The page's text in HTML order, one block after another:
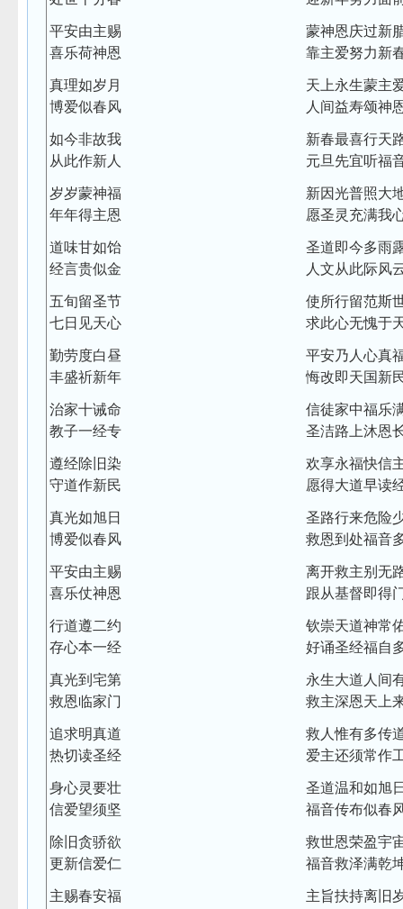
平安由主赐
喜乐荷神恩
真理如岁月
博爱似春风
如今非故我
从此作新人
岁岁蒙神福
年年得主恩
道味甘如饴
经言贵似金
五旬留圣节
七日见天心
勤劳度白昼
丰盛祈新年
治家十诫命
教子一经专
遵经除旧染
守道作新民
真光如旭日
博爱似春风
平安由主赐
喜乐仗神恩
行道遵二约
存心本一经
真光到宅第
救恩临家门
追求明真道
热切读圣经
身心灵要壮
信爱望须坚
除旧贪骄欲
更新信爱仁
主赐春安福
蒙神恩庆过新
靠主爱努力新
天上永生蒙主
人间益寿颂神
新春最喜行天
元旦先宜听福
新因光普照大
愿圣灵充满我
圣道即今多雨
人文从此际风
使所行留范斯
求此心无愧于
平安乃人心真
悔改即天国新
信徒家中福乐
圣洁路上沐恩
欢享永福快信
愿得大道早读
圣路行来危险
救恩到处福音
离开救主别无
跟从基督即得
钦崇天道神常
好诵圣经福自
永生大道人间
救主深恩天上
救人惟有多传
爱主还须常作
圣道温和如旭
福音传布似春
救世恩荣盈宇
福音救泽满乾
主旨扶持离旧